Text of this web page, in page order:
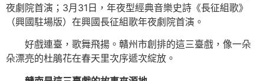
夜劇院首演；3月31日，年夜型經典音樂史詩《長征組歌》
（興國駐場版）在興國長征組歌年夜劇院首演。
好戲連臺，歌舞飛揚。贛州市創排的這三臺戲，像一朵
朵漂亮的杜鵑花在春天里次序遞次綻放。